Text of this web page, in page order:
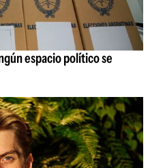
espacio político se